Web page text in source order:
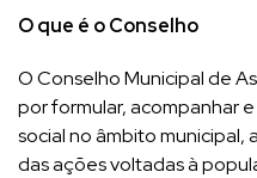
O que é o Conselho
O Conselho Municipal de
por formular, acompanhar
social no âmbito municipal,
das ações voltadas à